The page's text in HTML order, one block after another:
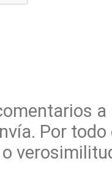
Por